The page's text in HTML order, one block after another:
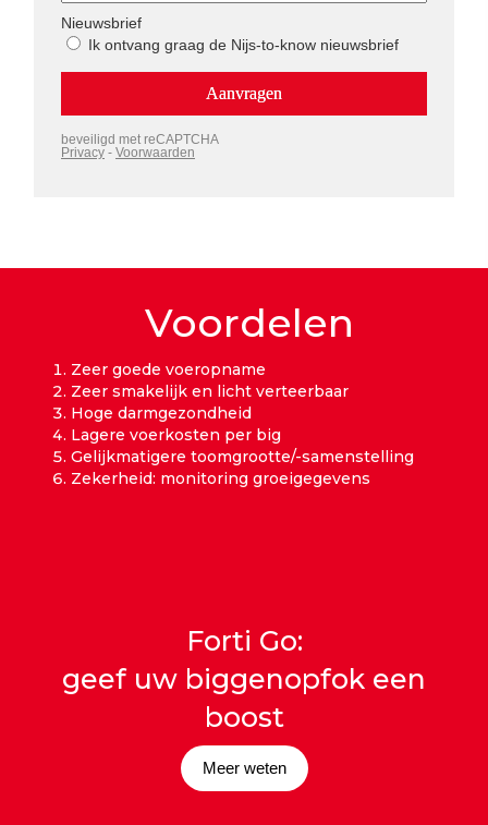
Voordelen
Zeer goede voeropname
Zeer smakelijk en licht verteerbaar
Hoge darmgezondheid
Lagere voerkosten per big
Gelijkmatigere toomgrootte/-samenstelling
Zekerheid: monitoring groeigegevens
Forti Go:
geef uw biggenopfok een
boost
Meer weten